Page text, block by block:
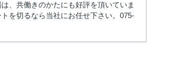
、共働きのかたにも好評を頂いていま
を切るなら当社にお任せ下さい。075-